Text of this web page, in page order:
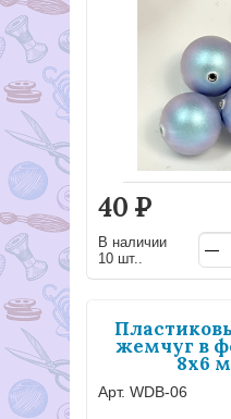
40 Р
В наличии
10 шт..
жемчуг в
8x6
Арт. WDB-06